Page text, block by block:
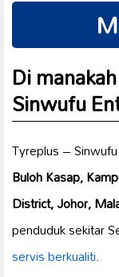
Di
Sinwufu
Tyreplus –
Buloh Kasap,
District, Johor,
penduduk sekitar
servis berkualiti.